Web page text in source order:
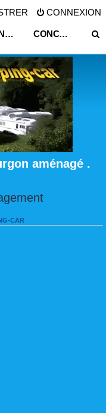
CONNEXION
CAMPING CAR OCCASION PARTICULIER CONCESSIONNAIRE VEHICULE LOISIR
aménagé .
CAR